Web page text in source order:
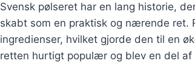
Svensk pølseret har en lang historie,
skabt som en praktisk og nærende
ingredienser, hvilket gjorde den til en
retten hurtigt populær og blev en del af